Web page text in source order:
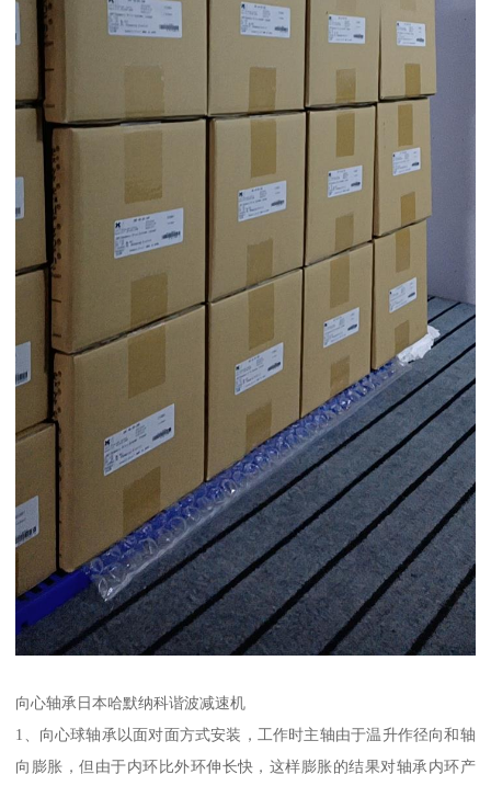
向心轴承日本哈默纳科谐波减速机
1、向心球轴承以面对面方式安装，工作时主轴由于温升作径向和轴
向膨胀，但由于内环比外环伸长快，这样膨胀的结果对轴承内环产